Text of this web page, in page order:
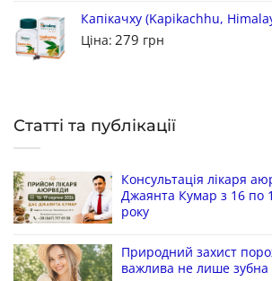
Капікачху (Kapikachhu,
Ціна: 279 грн
Статті та публікації
Консультація лікаря
Джаянта Кумар з 16 по
року
Природний захист
важлива не лише зубна